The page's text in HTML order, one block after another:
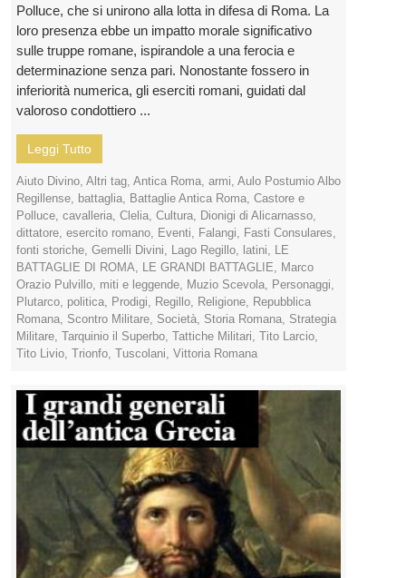
Polluce, che si unirono alla lotta in difesa di Roma. La
loro presenza ebbe un impatto morale significativo
sulle truppe romane, ispirandole a una ferocia e
determinazione senza pari. Nonostante fossero in
inferiorità numerica, gli eserciti romani, guidati dal
valoroso condottiero ...
Leggi Tutto
Aiuto Divino, Altri tag, Antica Roma, armi, Aulo Postumio Albo
Regillense, battaglia, Battaglie Antica Roma, Castore e
Polluce, cavalleria, Clelia, Cultura, Dionigi di Alicarnasso,
dittatore, esercito romano, Eventi, Falangi, Fasti Consulares,
fonti storiche, Gemelli Divini, Lago Regillo, latini, LE
BATTAGLIE DI ROMA, LE GRANDI BATTAGLIE, Marco
Orazio Pulvillo, miti e leggende, Muzio Scevola, Personaggi,
Plutarco, politica, Prodigi, Regillo, Religione, Repubblica
Romana, Scontro Militare, Società, Storia Romana, Strategia
Militare, Tarquinio il Superbo, Tattiche Militari, Tito Larcio,
Tito Livio, Trionfo, Tuscolani, Vittoria Romana